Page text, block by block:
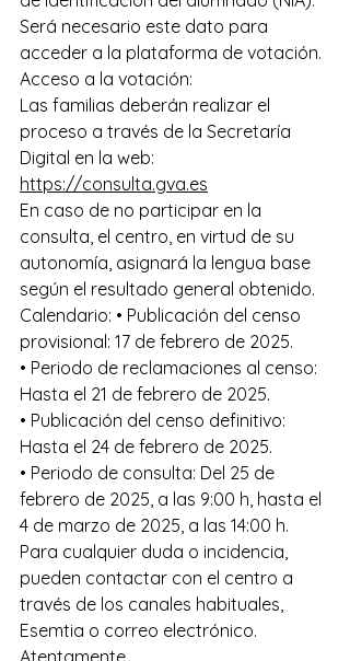
Será necesario este dato para
acceder a la plataforma de votación.
Acceso a la votación:
Las familias deberán realizar el
proceso a través de la Secretaría
Digital en la web:
https://consulta.gva.es
En caso de no participar en la
consulta, el centro, en virtud de su
autonomía, asignará la lengua base
según el resultado general obtenido.
Calendario: • Publicación del censo
provisional: 17 de febrero de 2025.
• Periodo de reclamaciones al censo:
Hasta el 21 de febrero de 2025.
• Publicación del censo definitivo:
Hasta el 24 de febrero de 2025.
• Periodo de consulta: Del 25 de
febrero de 2025, a las 9:00 h, hasta el
4 de marzo de 2025, a las 14:00 h.
Para cualquier duda o incidencia,
pueden contactar con el centro a
través de los canales habituales,
Esemtia o correo electrónico.